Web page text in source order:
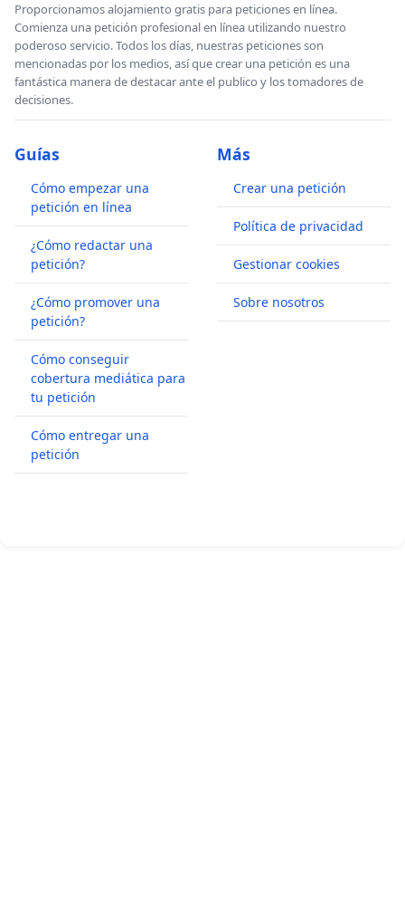
Proporcionamos alojamiento gratis para peticiones en línea.
Comienza una petición profesional en línea utilizando nuestro
poderoso servicio. Todos los días, nuestras peticiones son
mencionadas por los medios, así que crear una petición es una
fantástica manera de destacar ante el publico y los tomadores de
decisiones.
Guías
Cómo empezar una
petición en línea
¿Cómo redactar una
petición?
¿Cómo promover una
petición?
Cómo conseguir
cobertura mediática para
tu petición
Cómo entregar una
petición
Más
Crear una petición
Política de privacidad
Gestionar cookies
Sobre nosotros